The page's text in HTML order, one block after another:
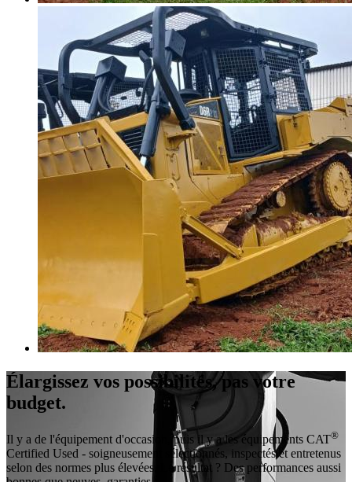
Élargissez vos possibilités, pas votre
budget.
Il y a de l'équipement d'occasion, puis il y a les équipements CAT®
Certified Used - soigneusement sélectionnés, inspectés et entretenus
selon des normes plus élevées. Le résultat ? Des performances aussi